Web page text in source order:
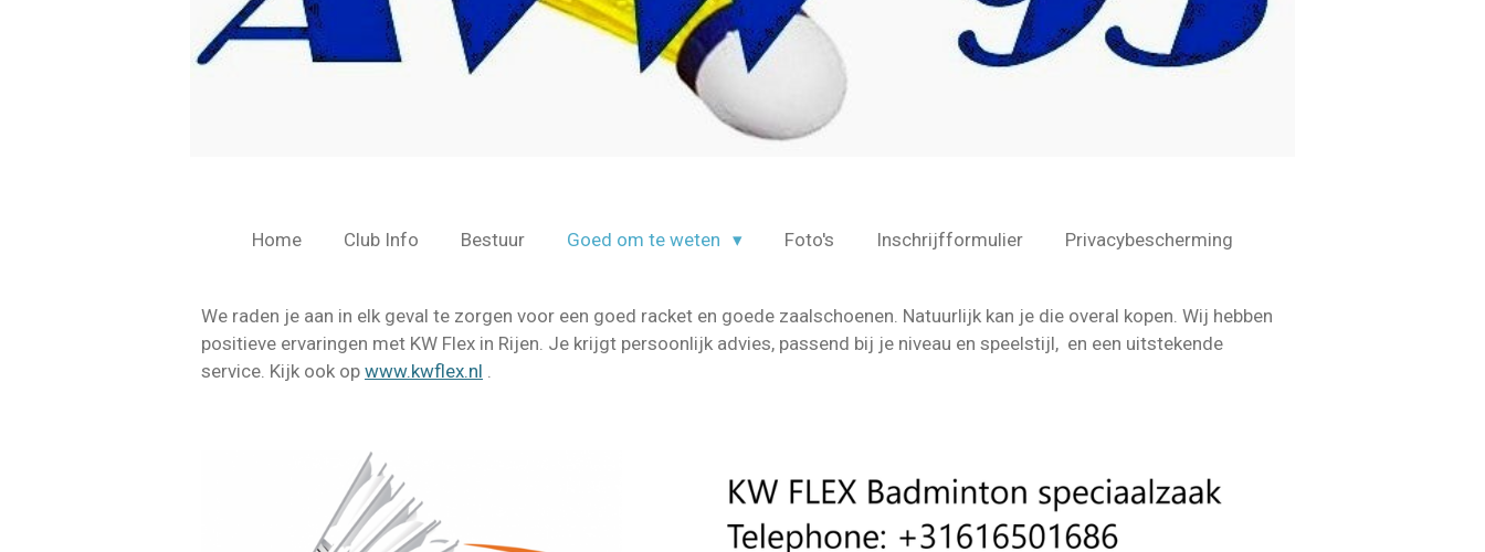
Home Club Info Bestuur Goed om te weten Foto's Inschrijfformulier Privacybescherming
We raden je aan in elk geval te zorgen voor een goed racket en goede zaalschoenen. Natuurlijk kan je die overal kopen. Wij hebben
positieve ervaringen met KW Flex in Rijen. Je krijgt persoonlijk advies, passend bij je niveau en speelstijl, en een uitstekende
service. Kijk ook op www.kwflex.nl